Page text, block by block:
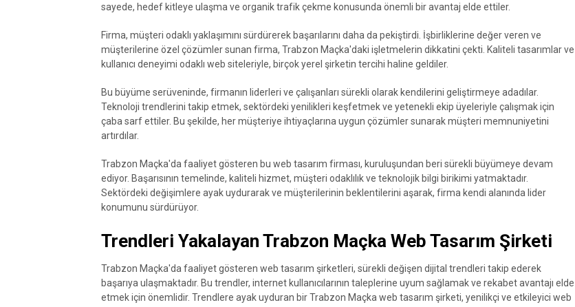
sayede, hedef kitleye ulaşma ve organik trafik çekme konusunda önemli bir avantaj elde ettiler.
Firma, müşteri odaklı yaklaşımını sürdürerek başarılarını daha da pekiştirdi. İşbirliklerine değer veren ve
müşterilerine özel çözümler sunan firma, Trabzon Maçka'daki işletmelerin dikkatini çekti. Kaliteli tasarımlar ve
kullanıcı deneyimi odaklı web siteleriyle, birçok yerel şirketin tercihi haline geldiler.
Bu büyüme serüveninde, firmanın liderleri ve çalışanları sürekli olarak kendilerini geliştirmeye adadılar.
Teknoloji trendlerini takip etmek, sektördeki yenilikleri keşfetmek ve yetenekli ekip üyeleriyle çalışmak için
çaba sarf ettiler. Bu şekilde, her müşteriye ihtiyaçlarına uygun çözümler sunarak müşteri memnuniyetini
artırdılar.
Trabzon Maçka'da faaliyet gösteren bu web tasarım firması, kuruluşundan beri sürekli büyümeye devam
ediyor. Başarısının temelinde, kaliteli hizmet, müşteri odaklılık ve teknolojik bilgi birikimi yatmaktadır.
Sektördeki değişimlere ayak uydurarak ve müşterilerinin beklentilerini aşarak, firma kendi alanında lider
konumunu sürdürüyor.
Trendleri Yakalayan Trabzon Maçka Web Tasarım Şirketi
Trabzon Maçka'da faaliyet gösteren web tasarım şirketleri, sürekli değişen dijital trendleri takip ederek
başarıya ulaşmaktadır. Bu trendler, internet kullanıcılarının taleplerine uyum sağlamak ve rekabet avantajı elde
etmek için önemlidir. Trendlere ayak uyduran bir Trabzon Maçka web tasarım şirketi, yenilikçi ve etkileyici web